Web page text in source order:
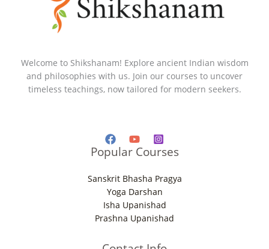
Welcome to Shikshanam! Explore ancient Indian wisdom
and philosophies with us. Join our courses to uncover
timeless teachings, now tailored for modern seekers.
Popular Courses
Sanskrit Bhasha Pragya
Yoga Darshan
Isha Upanishad
Prashna Upanishad